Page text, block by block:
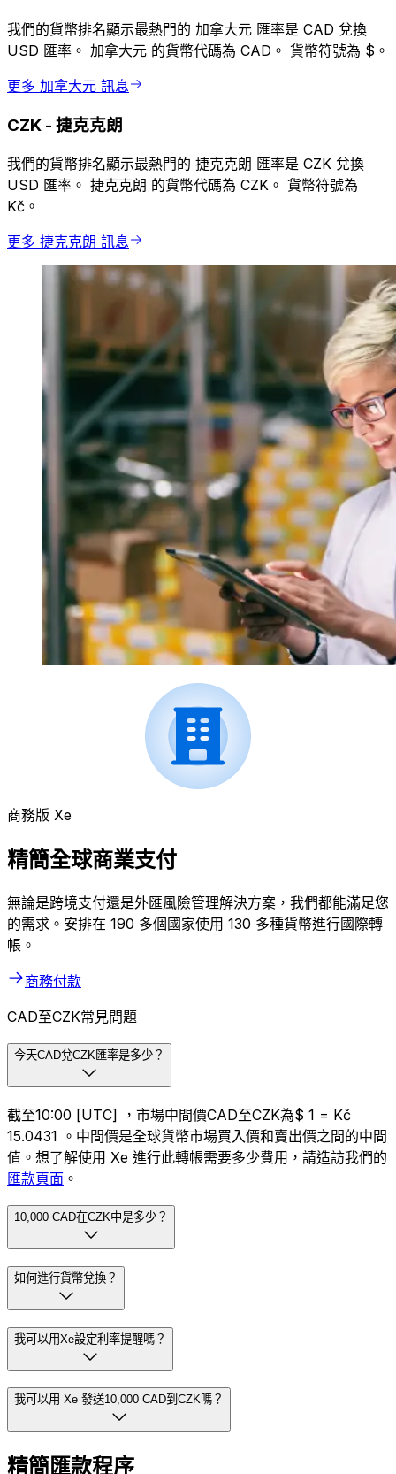
我們的貨幣排名顯示最熱門的 加拿大元 匯率是 CAD 兌換
USD 匯率。 加拿大元 的貨幣代碼為 CAD。 貨幣符號為 $。
更多 加拿大元 訊息
CZK - 捷克克朗
我們的貨幣排名顯示最熱門的 捷克克朗 匯率是 CZK 兌換
USD 匯率。 捷克克朗 的貨幣代碼為 CZK。 貨幣符號為
Kč。
更多 捷克克朗 訊息
商務版 Xe
精簡全球商業支付
無論是跨境支付還是外匯風險管理解決方案，我們都能滿足您
的需求。安排在 190 多個國家使用 130 多種貨幣進行國際轉
帳。
商務付款
CAD至CZK常見問題
今天CAD兌CZK匯率是多少？
截至10:00 [UTC] ，市場中間價CAD至CZK為$ 1 = Kč
15.0431 。中間價是全球貨幣市場買入價和賣出價之間的中間
值。想了解使用 Xe 進行此轉帳需要多少費用，請造訪我們的
匯款頁面 。
10,000 CAD在CZK中是多少？
如何進行貨幣兌換？
我可以用Xe設定利率提醒嗎？
我可以用 Xe 發送10,000 CAD到CZK嗎？
精簡匯款程序